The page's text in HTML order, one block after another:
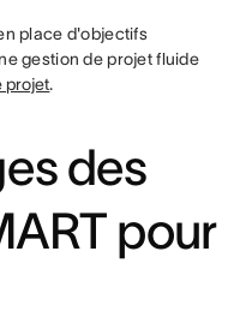
place d'objectifs
gestion de projet fluide
projet.
des
pour